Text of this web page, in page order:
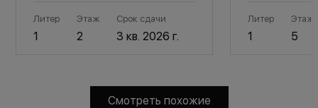
Литер
1
Этаж
2
Срок сдачи
3 кв. 2026 г.
Литер
1
Этаж
5
Смотреть похожие